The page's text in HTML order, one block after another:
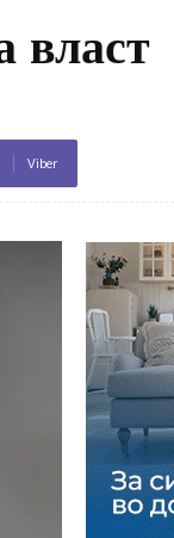
власт
Viber